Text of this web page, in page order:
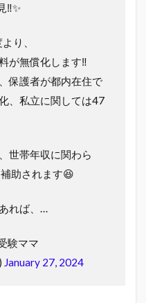
‼️✨
り、
が無償化します‼️
保護者が都内在住で
、私立に関しては47
世帯年収に関わら
助されます😆
れば、…
験ママ
January 27, 2024